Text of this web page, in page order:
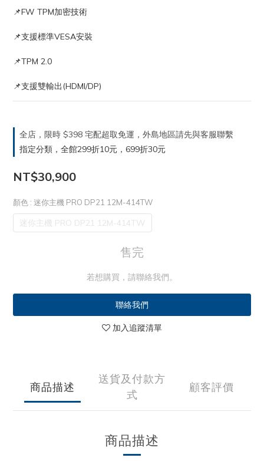
📌FW TPM加密技術
📌支援標準VESA安裝
📌TPM 2.0
📌支援雙輸出(HDMI/DP)
全店，限時 $398 宅配超取免運，外島地區請先與客服聯繫
指定分類，全館299折10元，699折30元
NT$30,900
顏色 : 迷你主機 PRO DP21 12M-414TW
迷你主機 PRO DP21 12M-414TW
售完
若想購買，請聯絡我們。
聯絡我們
加入追蹤清單
商品描述
送貨及付款方
式
顧客評價
商品描述